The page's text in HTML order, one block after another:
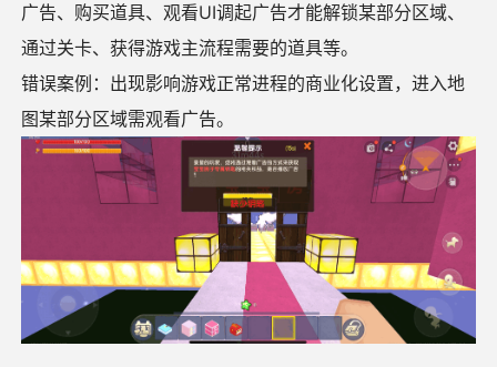
广告、购买道具、观看UI调起广告才能解锁某部分区域、
通过关卡、获得游戏主流程需要的道具等。
错误案例：出现影响游戏正常进程的商业化设置，进入地
图某部分区域需观看广告。